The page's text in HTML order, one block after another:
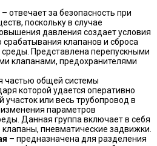
– отвечает за безопасность при
поскольку в случае
давления создает условия
срабатывания клапанов и сброса
Представлена перепускными
клапанами, предохранителями
частью общей системы
которой удается оперативно
участок или весь трубопровод в
изменения параметров
Данная группа включает в себя
пневматические задвижки.
– предназначена для разделения